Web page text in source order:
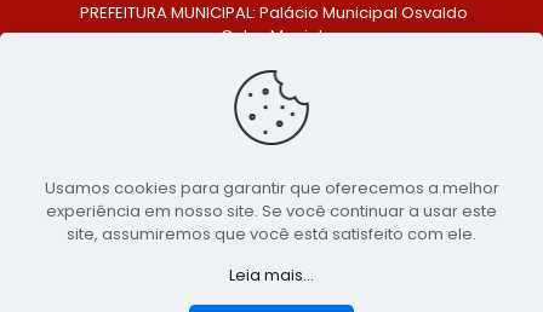
PREFEITURA MUNICIPAL: Palácio Municipal Osvaldo
Celso Maciel
Centro, São Bento do Una - PE. CEP: 553370-128
TELEFONE: (81) 99548-1569
E-MAIL: ouvidoria@saobentodouna.pe.gov.br
Copyright 2021-2026 - Assessoria de Comunicação da
Prefeitura de São Bento do Una - PE
Usamos cookies para garantir que oferecemos a melhor
experiência em nosso site. Se você continuar a usar este
site, assumiremos que você está satisfeito com ele.
Leia mais...